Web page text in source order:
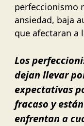
perfeccionismo
ansiedad, baja
que afectaran a
Los
dejan llevar
expectativas
fracaso y
enfrentan a